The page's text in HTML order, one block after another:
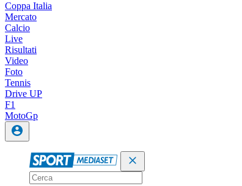
Coppa Italia
Mercato
Calcio
Live
Risultati
Video
Foto
Tennis
Drive UP
F1
MotoGp